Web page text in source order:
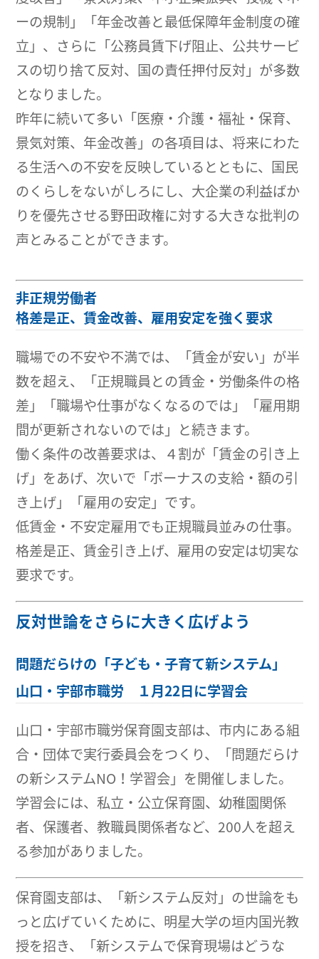
ーの規制」「年金改善と最低保障年金制度の確
立」、さらに「公務員賃下げ阻止、公共サービ
スの切り捨て反対、国の責任押付反対」が多数
となりました。
昨年に続いて多い「医療・介護・福祉・保育、
景気対策、年金改善」の各項目は、将来にわた
る生活への不安を反映しているとともに、国民
のくらしをないがしろにし、大企業の利益ばか
りを優先させる野田政権に対する大きな批判の
声とみることができます。
非正規労働者
格差是正、賃金改善、雇用安定を強く要求
職場での不安や不満では、「賃金が安い」が半
数を超え、「正規職員との賃金・労働条件の格
差」「職場や仕事がなくなるのでは」「雇用期
間が更新されないのでは」と続きます。
働く条件の改善要求は、４割が「賃金の引き上
げ」をあげ、次いで「ボーナスの支給・額の引
き上げ」「雇用の安定」です。
低賃金・不安定雇用でも正規職員並みの仕事。
格差是正、賃金引き上げ、雇用の安定は切実な
要求です。
反対世論をさらに大きく広げよう
問題だらけの「子ども・子育て新システム」
山口・宇部市職労 １月22日に学習会
山口・宇部市職労保育園支部は、市内にある組
合・団体で実行委員会をつくり、「問題だらけ
の新システムNO！学習会」を開催しました。
学習会には、私立・公立保育園、幼稚園関係
者、保護者、教職員関係者など、200人を超え
る参加がありました。
保育園支部は、「新システム反対」の世論をも
っと広げていくために、明星大学の垣内国光教
授を招き、「新システムで保育現場はどうな